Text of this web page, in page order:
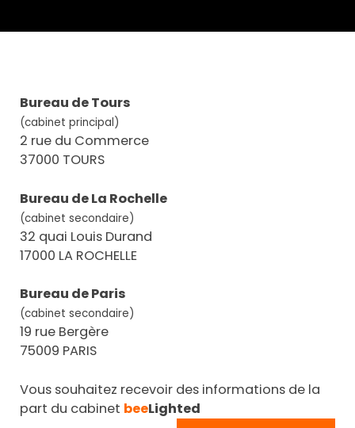
Bureau de Tours
(cabinet principal)
2 rue du Commerce
37000 TOURS
Bureau de La Rochelle
(cabinet secondaire)
32 quai Louis Durand
17000 LA ROCHELLE
Bureau de Paris
(cabinet secondaire)
19 rue Bergère
75009 PARIS
Vous souhaitez recevoir des informations de la
part du cabinet beeLighted